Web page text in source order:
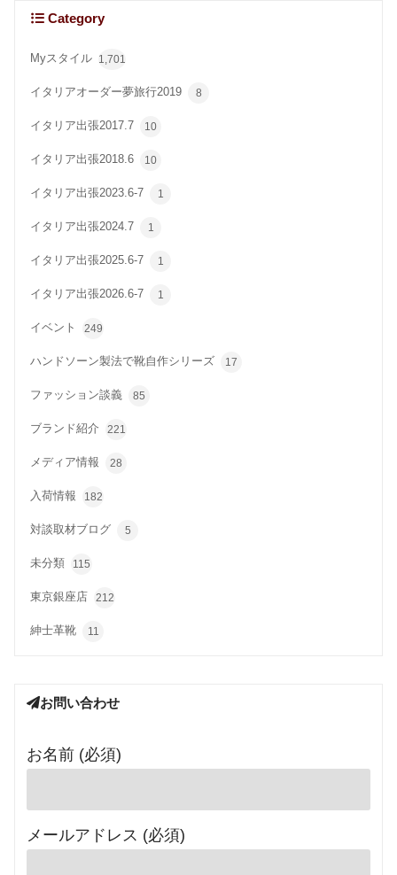
Category
Myスタイル 1,701
イタリアオーダー夢旅行2019 8
イタリア出張2017.7 10
イタリア出張2018.6 10
イタリア出張2023.6-7 1
イタリア出張2024.7 1
イタリア出張2025.6-7 1
イタリア出張2026.6-7 1
イベント 249
ハンドソーン製法で靴自作シリーズ 17
ファッション談義 85
ブランド紹介 221
メディア情報 28
入荷情報 182
対談取材ブログ 5
未分類 115
東京銀座店 212
紳士革靴 11
お問い合わせ
お名前 (必須)
メールアドレス (必須)